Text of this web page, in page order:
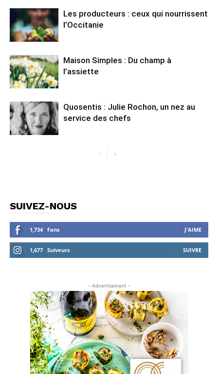
Les producteurs : ceux qui nourrissent
l’Occitanie
Maison Simples : Du champ à
l’assiette
Quosentis : Julie Rochon, un nez au
service des chefs
SUIVEZ-NOUS
1,734 Fans J'AIME
1,677 Suiveurs SUIVRE
- Advertisement -